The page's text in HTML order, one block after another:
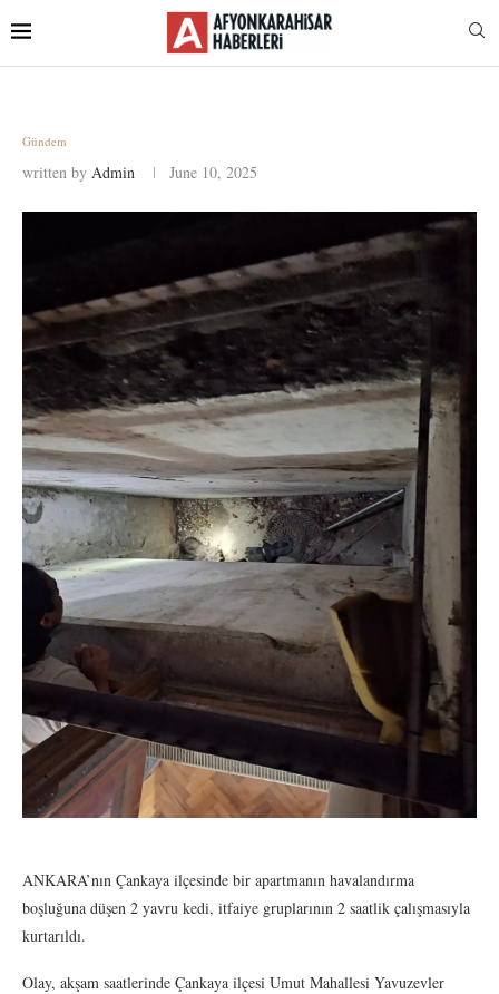
Gündem
written by Admin June 10, 2025
ANKARA’nın Çankaya ilçesinde bir apartmanın havalandırma
boşluğuna düşen 2 yavru kedi, itfaiye gruplarının 2 saatlik çalışmasıyla
kurtarıldı.
Olay, akşam saatlerinde Çankaya ilçesi Umut Mahallesi Yavuzevler